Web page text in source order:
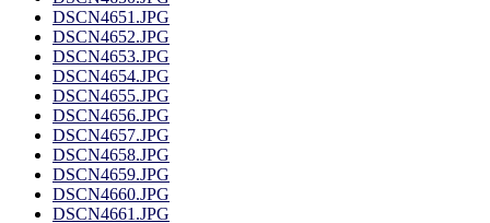
DSCN4651.JPG
DSCN4652.JPG
DSCN4653.JPG
DSCN4654.JPG
DSCN4655.JPG
DSCN4656.JPG
DSCN4657.JPG
DSCN4658.JPG
DSCN4659.JPG
DSCN4660.JPG
DSCN4661.JPG